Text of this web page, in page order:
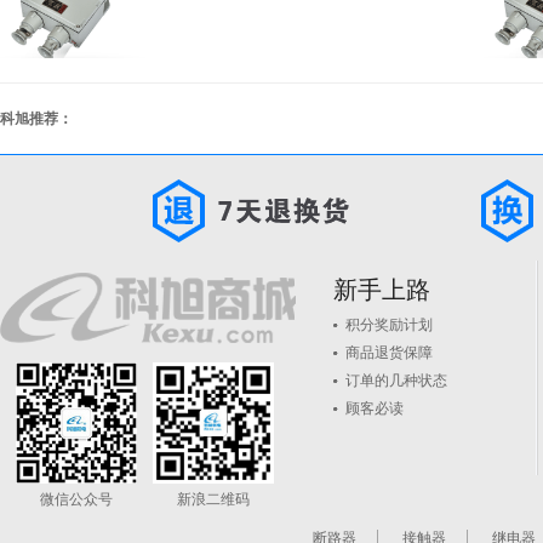
科旭推荐：
微信公众号 新浪二维码
新手上路
积分奖励计划
商品退货保障
订单的几种状态
顾客必读
断路器 接触器 继电器